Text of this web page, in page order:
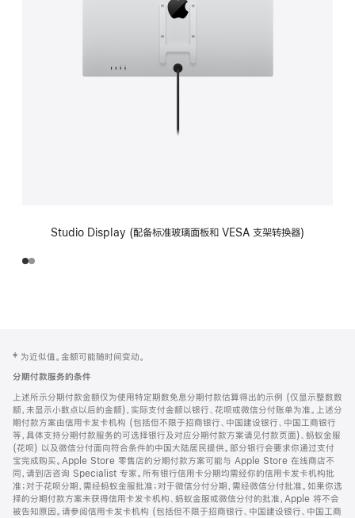
Studio Display (配备标准玻璃面板和 VESA 支架转换器)
页
页
脚
注
‡ 为近似值。金额可能随时间变动。
分期付款服务的条件
上述所示分期付款金额仅为使用特定期数免息分期付款估算得出的示例 (仅显示整数数
额，未显示小数点以后的金额)，实际支付金额以银行、花呗或微信分付账单为准。上述分
期付款方案由信用卡发卡机构 (包括但不限于招商银行、中国建设银行、中国工商银行
等，具体支持分期付款服务的可选择银行及对应分期付款方案请见付款页面)、蚂蚁金服
(花呗) 以及微信分付面向符合条件的中国大陆居民提供。部分银行会要求你通过支付
宝完成购买。Apple Store 零售店的分期付款方案可能与 Apple Store 在线商店不
同，请到店咨询 Specialist 专家。所有银行信用卡分期均需经你的信用卡发卡机构批
准；对于花呗分期，需经蚂蚁金服批准；对于微信分付分期，需经微信分付批准。如果你选
择的分期付款方案未获得信用卡发卡机构、蚂蚁金服或微信分付的批准，Apple 将不会
被告知原因。请参阅信用卡发卡机构 (包括但不限于招商银行、中国建设银行、中国工商